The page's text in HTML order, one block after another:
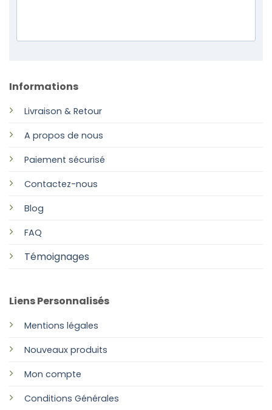
Informations
Livraison & Retour
A propos de nous
Paiement sécurisé
Contactez-nous
Blog
FAQ
Témoignages
Liens Personnalisés
Mentions légales
Nouveaux produits
Mon compte
Conditions Générales